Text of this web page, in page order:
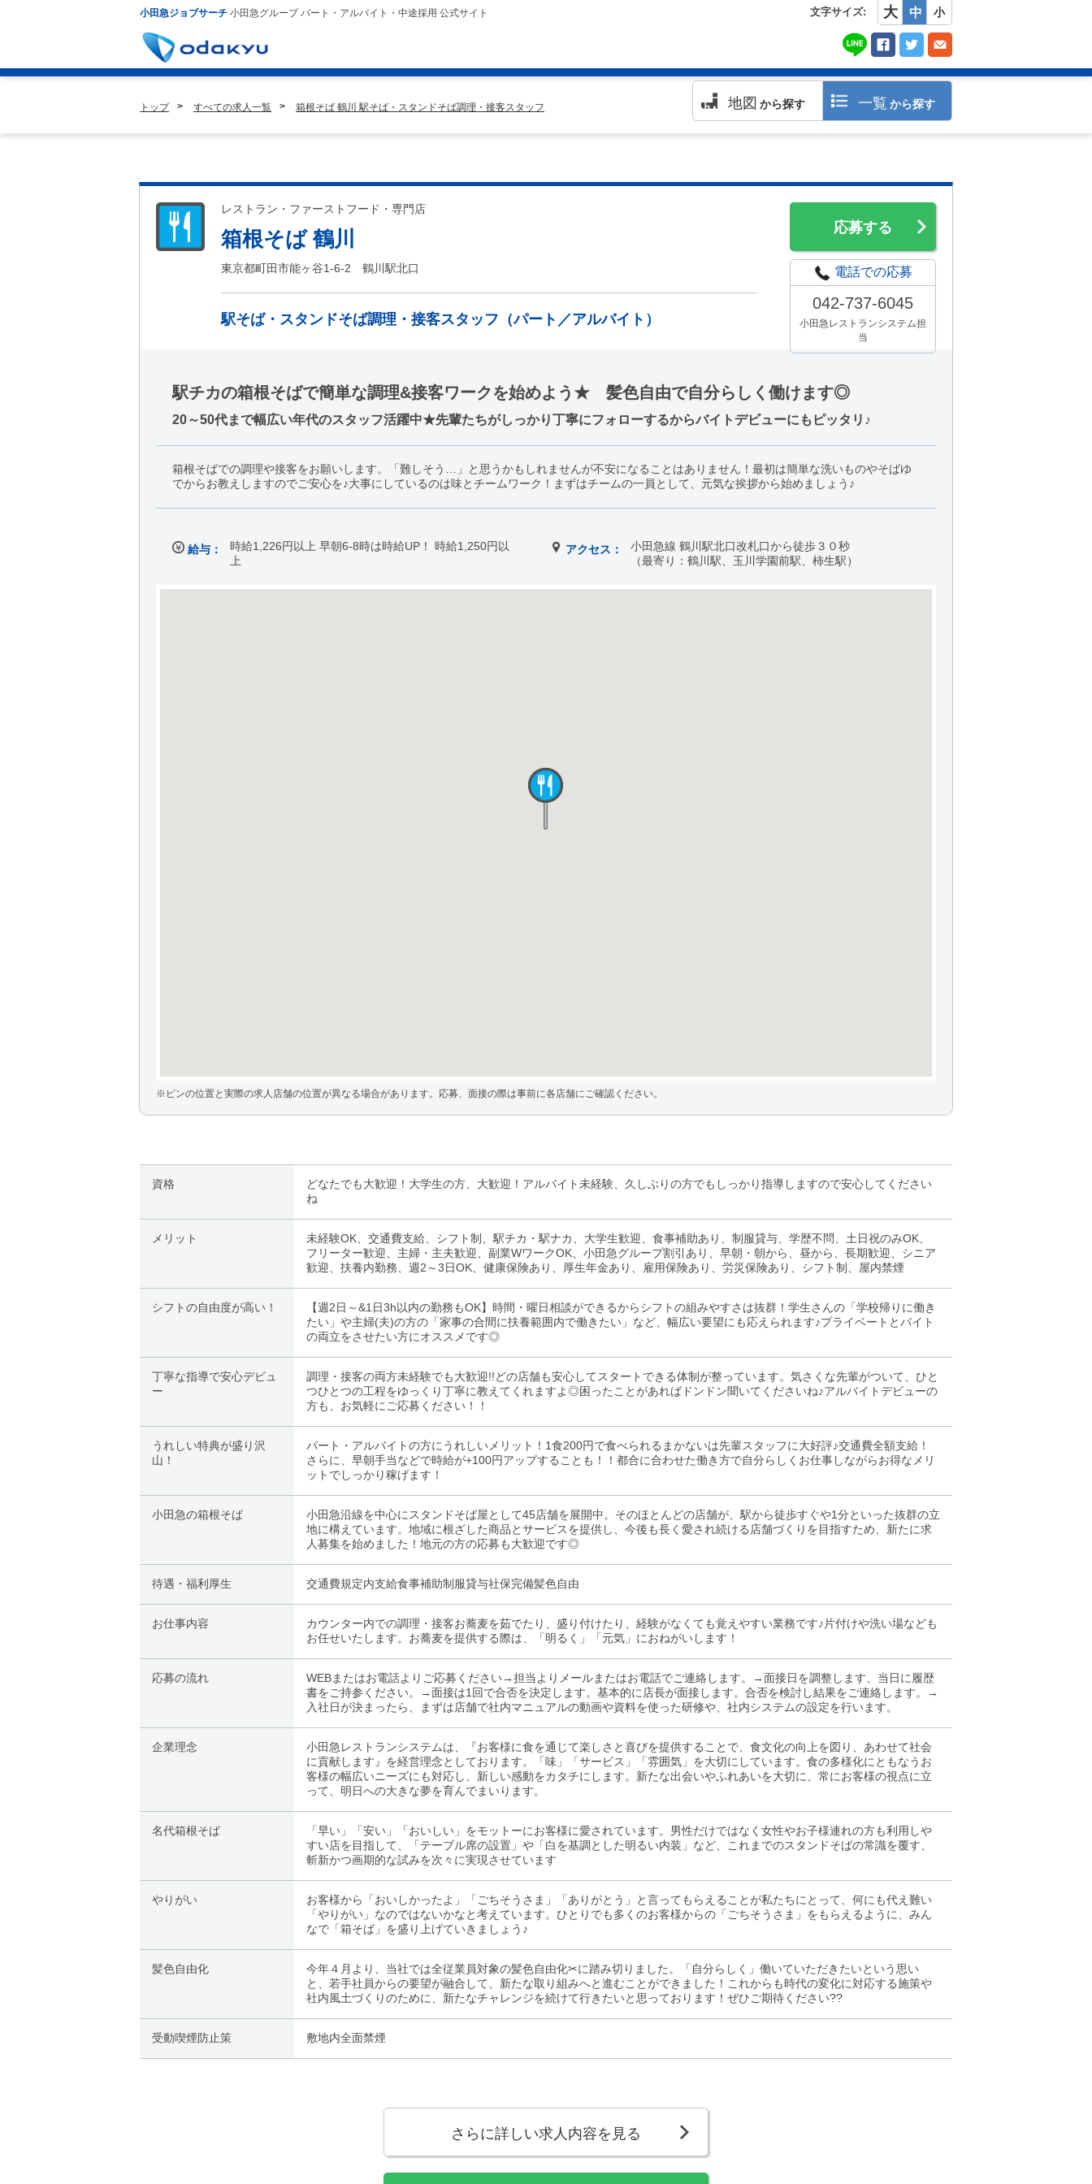
小田急ジョブサーチ 小田急グループ パート・アルバイト・中途採用 公式サイト 文字サイズ: 大 中 小
地図 から探す 一覧 から探す
トップ すべての求人一覧 箱根そば 鶴川 駅そば・スタンドそば調理・接客スタッフ
レストラン・ファーストフード・専門店
箱根そば 鶴川
東京都町田市能ヶ谷1-6-2 鶴川駅北口
駅そば・スタンドそば調理・接客スタッフ（パート／アルバイト）
応募する
電話での応募
042-737-6045
小田急レストランシステム担
当
駅チカの箱根そばで簡単な調理&接客ワークを始めよう★ 髪色自由で自分らしく働けます◎
20～50代まで幅広い年代のスタッフ活躍中★先輩たちがしっかり丁寧にフォローするからバイトデビューにもピッタリ♪
箱根そばでの調理や接客をお願いします。「難しそう…」と思うかもしれませんが不安になることはありません！最初は簡単な洗いものやそばゆ
でからお教えしますのでご安心を♪大事にしているのは味とチームワーク！まずはチームの一員として、元気な挨拶から始めましょう♪
給与：
時給1,226円以上 早朝6-8時は時給UP！ 時給1,250円以
上
アクセス：
小田急線 鶴川駅北口改札口から徒歩３０秒
（最寄り：鶴川駅、玉川学園前駅、柿生駅）
※ピンの位置と実際の求人店舗の位置が異なる場合があります。応募、面接の際は事前に各店舗にご確認ください。
資格
どなたでも大歓迎！大学生の方、大歓迎！アルバイト未経験、久しぶりの方でもしっかり指導しますので安心してください
ね
メリット
未経験OK、交通費支給、シフト制、駅チカ・駅ナカ、大学生歓迎、食事補助あり、制服貸与、学歴不問、土日祝のみOK、
フリーター歓迎、主婦・主夫歓迎、副業WワークOK、小田急グループ割引あり、早朝・朝から、昼から、長期歓迎、シニア
歓迎、扶養内勤務、週2～3日OK、健康保険あり、厚生年金あり、雇用保険あり、労災保険あり、シフト制、屋内禁煙
シフトの自由度が高い！
【週2日～&1日3h以内の勤務もOK】時間・曜日相談ができるからシフトの組みやすさは抜群！学生さんの「学校帰りに働き
たい」や主婦(夫)の方の「家事の合間に扶養範囲内で働きたい」など、幅広い要望にも応えられます♪プライベートとバイト
の両立をさせたい方にオススメです◎
丁寧な指導で安心デビュ
ー
調理・接客の両方未経験でも大歓迎!!どの店舗も安心してスタートできる体制が整っています。気さくな先輩がついて、ひと
つひとつの工程をゆっくり丁寧に教えてくれますよ◎困ったことがあればドンドン聞いてくださいね♪アルバイトデビューの
方も、お気軽にご応募ください！！
うれしい特典が盛り沢
山！
パート・アルバイトの方にうれしいメリット！1食200円で食べられるまかないは先輩スタッフに大好評♪交通費全額支給！
さらに、早朝手当などで時給が+100円アップすることも！！都合に合わせた働き方で自分らしくお仕事しながらお得なメリ
ットでしっかり稼げます！
小田急の箱根そば
小田急沿線を中心にスタンドそば屋として45店舗を展開中。そのほとんどの店舗が、駅から徒歩すぐや1分といった抜群の立
地に構えています。地域に根ざした商品とサービスを提供し、今後も長く愛され続ける店舗づくりを目指すため、新たに求
人募集を始めました！地元の方の応募も大歓迎です◎
待遇・福利厚生 交通費規定内支給食事補助制服貸与社保完備髪色自由
お仕事内容
カウンター内での調理・接客お蕎麦を茹でたり、盛り付けたり、経験がなくても覚えやすい業務です♪片付けや洗い場なども
お任せいたします。お蕎麦を提供する際は、「明るく」「元気」におねがいします！
応募の流れ
WEBまたはお電話よりご応募ください→担当よりメールまたはお電話でご連絡します。→面接日を調整します、当日に履歴
書をご持参ください。→面接は1回で合否を決定します。基本的に店長が面接します。合否を検討し結果をご連絡します。→
入社日が決まったら、まずは店舗で社内マニュアルの動画や資料を使った研修や、社内システムの設定を行います。
企業理念
小田急レストランシステムは、『お客様に食を通じて楽しさと喜びを提供することで、食文化の向上を図り、あわせて社会
に貢献します』を経営理念としております。「味」「サービス」「雰囲気」を大切にしています。食の多様化にともなうお
客様の幅広いニーズにも対応し、新しい感動をカタチにします。新たな出会いやふれあいを大切に、常にお客様の視点に立
って、明日への大きな夢を育んでまいります。
名代箱根そば
「早い」「安い」「おいしい」をモットーにお客様に愛されています。男性だけではなく女性やお子様連れの方も利用しや
すい店を目指して、「テーブル席の設置」や「白を基調とした明るい内装」など、これまでのスタンドそばの常識を覆す、
斬新かつ画期的な試みを次々に実現させています
やりがい
お客様から「おいしかったよ」「ごちそうさま」「ありがとう」と言ってもらえることが私たちにとって、何にも代え難い
「やりがい」なのではないかなと考えています。ひとりでも多くのお客様からの「ごちそうさま」をもらえるように、みん
なで「箱そば」を盛り上げていきましょう♪
髪色自由化
今年４月より、当社では全従業員対象の髪色自由化✂に踏み切りました。「自分らしく」働いていただきたいという思い
と、若手社員からの要望が融合して、新たな取り組みへと進むことができました！これからも時代の変化に対応する施策や
社内風土づくりのために、新たなチャレンジを続けて行きたいと思っております！ぜひご期待ください??
受動喫煙防止策 敷地内全面禁煙
さらに詳しい求人内容を見る